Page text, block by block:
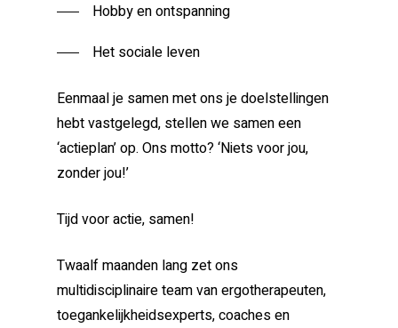
Hobby en ontspanning
Het sociale leven
Eenmaal je samen met ons je doelstellingen
hebt vastgelegd, stellen we samen een
‘actieplan’ op. Ons motto? ‘Niets voor jou,
zonder jou!’
Tijd voor actie, samen!
Twaalf maanden lang zet ons
multidisciplinaire team van ergotherapeuten,
toegankelijkheidsexperts, coaches en